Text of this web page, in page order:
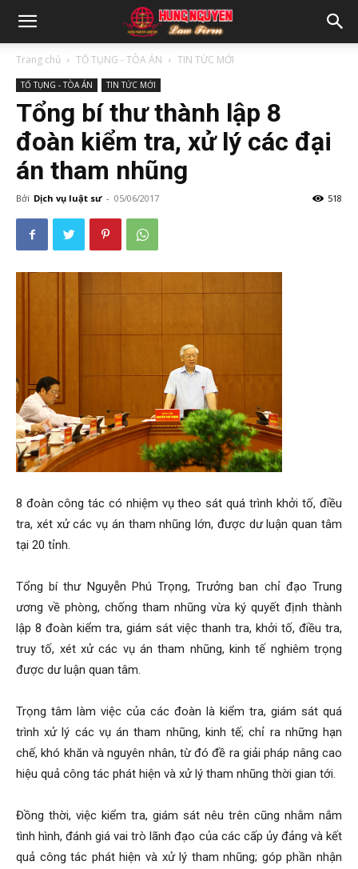
Trang chủ TỐ TỤNG - TÒA ÁN TIN TỨC MỚI
TỐ TỤNG - TÒA ÁN TIN TỨC MỚI
Tổng bí thư thành lập 8
đoàn kiểm tra, xử lý các đại
án tham nhũng
Bởi Dịch vụ luật sư - 05/06/2017 518
8 đoàn công tác có nhiệm vụ theo sát quá trình khởi tố, điều
tra, xét xử các vụ án tham nhũng lớn, được dư luận quan tâm
tại 20 tỉnh.
Tổng bí thư Nguyễn Phú Trọng, Trưởng ban chỉ đạo Trung
ương về phòng, chống tham nhũng vừa ký quyết định thành
lập 8 đoàn kiểm tra, giám sát việc thanh tra, khởi tố, điều tra,
truy tố, xét xử các vụ án tham nhũng, kinh tế nghiêm trọng
được dư luận quan tâm.
Trọng tâm làm việc của các đoàn là kiểm tra, giám sát quá
trình xử lý các vụ án tham nhũng, kinh tế; chỉ ra những hạn
chế, khó khăn và nguyên nhân, từ đó đề ra giải pháp nâng cao
hiệu quả công tác phát hiện và xử lý tham nhũng thời gian tới.
Đồng thời, việc kiểm tra, giám sát nêu trên cũng nhằm nắm
tình hình, đánh giá vai trò lãnh đạo của các cấp ủy đảng và kết
quả công tác phát hiện và xử lý tham nhũng; góp phần nhận